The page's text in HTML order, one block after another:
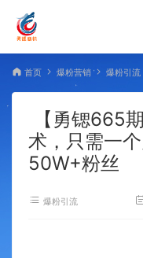
首页 爆粉营销 爆粉引流
【勇锶665
术，只需一
50W+粉丝
爆粉引流